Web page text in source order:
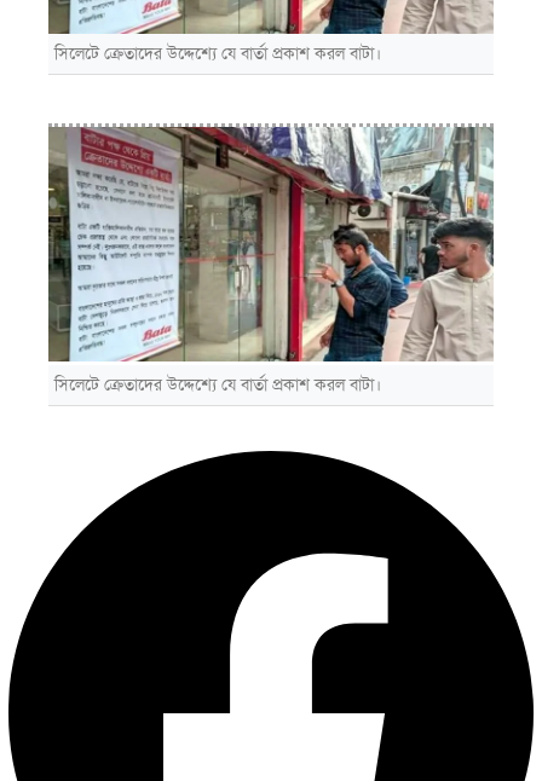
সিলেটে ক্রেতাদের উদ্দেশ্যে যে বার্তা প্রকাশ করল বাটা।
সিলেটে ক্রেতাদের উদ্দেশ্যে যে বার্তা প্রকাশ করল বাটা।